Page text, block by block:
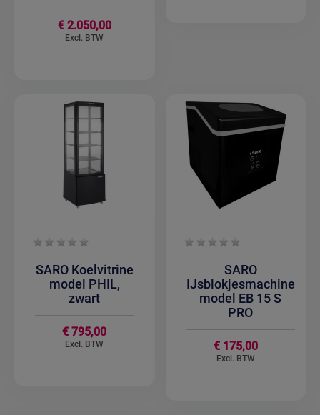
€ 2.050,00
SARO Koelvitrine
model PHIL,
zwart
€ 795,00
SARO
IJsblokjesmachine
model EB 15 S
PRO
€ 175,00